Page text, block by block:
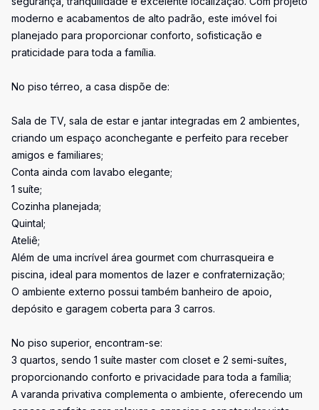
moderno e acabamentos de alto padrão, este imóvel foi
planejado para proporcionar conforto, sofisticação e
praticidade para toda a família.
No piso térreo, a casa dispõe de:
Sala de TV, sala de estar e jantar integradas em 2 ambientes,
criando um espaço aconchegante e perfeito para receber
amigos e familiares;
Conta ainda com lavabo elegante;
1 suíte;
Cozinha planejada;
Quintal;
Ateliê;
Além de uma incrível área gourmet com churrasqueira e
piscina, ideal para momentos de lazer e confraternização;
O ambiente externo possui também banheiro de apoio,
depósito e garagem coberta para 3 carros.
No piso superior, encontram-se:
3 quartos, sendo 1 suíte master com closet e 2 semi-suítes,
proporcionando conforto e privacidade para toda a família;
A varanda privativa complementa o ambiente, oferecendo um